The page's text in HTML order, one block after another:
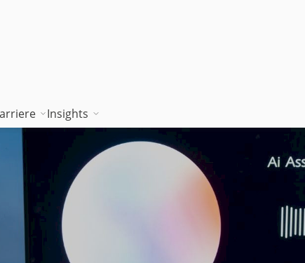
works
Unsere Wissenskultur
jambitee sein
jambitee werden
Jobs bei jambit
Insights
Blog
Whitepaper Hub
Events